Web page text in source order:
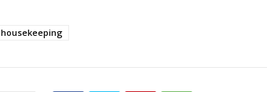
housekeeping